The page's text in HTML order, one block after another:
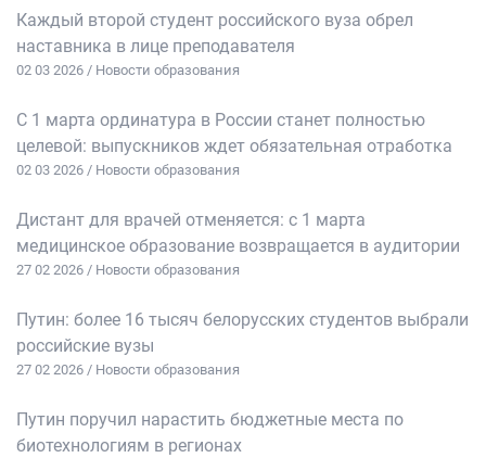
Каждый второй студент российского вуза обрел
наставника в лице преподавателя
02 03 2026 / Новости образования
С 1 марта ординатура в России станет полностью
целевой: выпускников ждет обязательная отработка
02 03 2026 / Новости образования
Дистант для врачей отменяется: с 1 марта
медицинское образование возвращается в аудитории
27 02 2026 / Новости образования
Путин: более 16 тысяч белорусских студентов выбрали
российские вузы
27 02 2026 / Новости образования
Путин поручил нарастить бюджетные места по
биотехнологиям в регионах